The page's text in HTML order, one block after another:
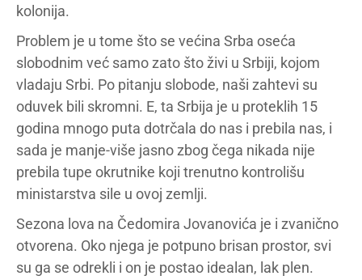
kolonija.
Problem je u tome što se većina Srba oseća
slobodnim već samo zato što živi u Srbiji, kojom
vladaju Srbi. Po pitanju slobode, naši zahtevi su
oduvek bili skromni. E, ta Srbija je u proteklih 15
godina mnogo puta dotrčala do nas i prebila nas, i
sada je manje-više jasno zbog čega nikada nije
prebila tupe okrutnike koji trenutno kontrolišu
ministarstva sile u ovoj zemlji.
Sezona lova na Čedomira Jovanovića je i zvanično
otvorena. Oko njega je potpuno brisan prostor, svi
su ga se odrekli i on je postao idealan, lak plen.